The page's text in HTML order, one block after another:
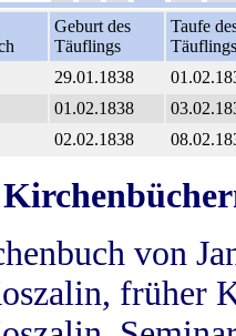
Geburt des
Täuflings
Taufe
Täuflings
29.01.1838
01.02.1838
02.02.1838
von
früher